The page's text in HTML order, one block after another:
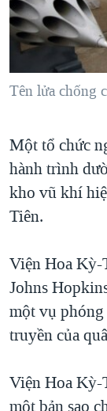
"Tìm"NGƯỜI VIỆT
ĐỜI SỐNG
KINH TẾ
THỂ THAO
GIÁO DỤC
TẠI
HÀNH TRÌNH
MỘT NĂM
GIẢI MÃ
TRỊNH VĨNH
GROUND
CHI PHÍ
THƯỢNG
TRỊNH VĨNH
NGƯ DÂN
BÊN KIA
QUAN HỆ
VIDEO
NGHE
MẠNG XÃ HỘI
Ngôn ngữ
Tên lửa chống
Một tổ chức
hành trình
kho vũ khí
Tiên.
Viện Hoa Kỳ-
Johns
một vụ
truyền của
Viện Hoa Kỳ-
một bản sao